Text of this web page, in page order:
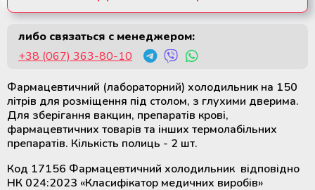
крови
Размораживатели плазмы крови и
стволовых клеток
ТермоСумки для транспортировки
компонентов крови
Устройства для стерильного
соединения полимерных
магистралей
Дополнительные материалы к
стерилизации
Убрать из запроса
либо связаться с менеджером:
+38 (067) 363-80-10
Фармацевтичний (лабораторний) холодильник на 150
літрів для розміщення під столом, з глухими дверима.
Для зберігання вакцин, препаратів крові,
фармацевтичних товарів та інших термолабільних
препаратів. Кількість полиць - 2 шт.
Код 17156 Фармацевтичний холодильник відповідно
НК 024:2023 «Класифікатор медичних виробів»